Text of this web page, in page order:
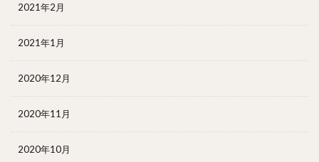
2021年2月
2021年1月
2020年12月
2020年11月
2020年10月